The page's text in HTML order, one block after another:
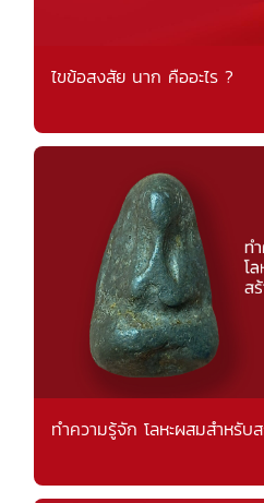
ไขข้อสงสัย นาก คืออะไร ?
ทำความรู้จัก โลหะผสมสำหรับ